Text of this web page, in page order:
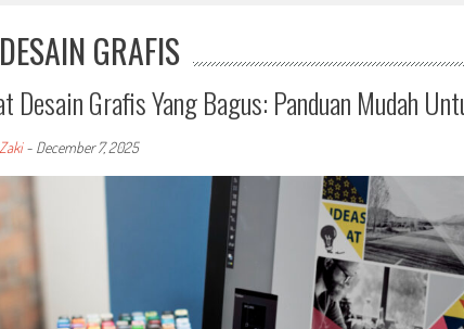
GRAFIS
Desain Grafis Yang Bagus: Panduan Mudah
- December 7, 2025